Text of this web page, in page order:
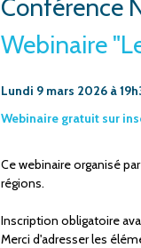
Conférence
Webinaire
Lundi 9 mars 2026 à
Webinaire gratuit sur
Ce webinaire organisé
régions.
Inscription obligatoire
Merci d'adresser les